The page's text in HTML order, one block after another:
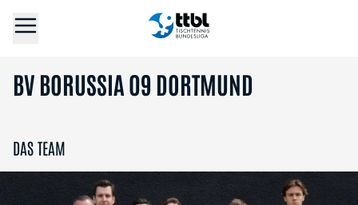
BV BORUSSIA 09 DORTMUND
DAS TEAM